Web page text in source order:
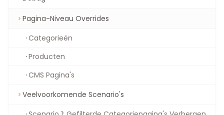
Pagina-Niveau Overrides
Categorieën
Producten
CMS Pagina's
Veelvoorkomende Scenario's